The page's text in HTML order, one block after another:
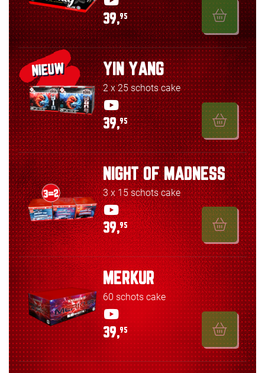
39,95
NIEUW YIN YANG
2 x 25 schots cake
39,95
NIGHT OF MADNESS
3 x 15 schots cake
39,95
MERKUR
60 schots cake
39,95